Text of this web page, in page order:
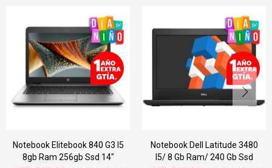
Elitebook 840 G3 I5
Ram 256gb Ssd 14"
Notebook Dell Latitude 3480
I5/ 8 Gb Ram/ 240 Gb Ssd